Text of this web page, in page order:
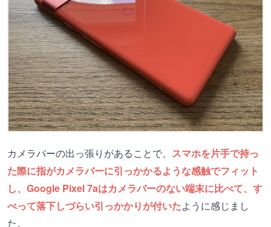
カメラバーの出っ張りがあることで、 スマホを片手で持っ
た際に指がカメラバーに引っかかるような感触でフィット
し、Google Pixel 7aはカメラバーのない端末に比べて、す
べって落下しづらい引っかかりが付いたように感じまし
た。